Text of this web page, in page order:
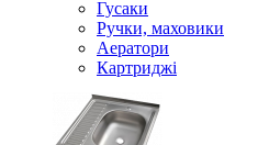
Гусаки
Ручки, маховики
Аератори
Картриджі